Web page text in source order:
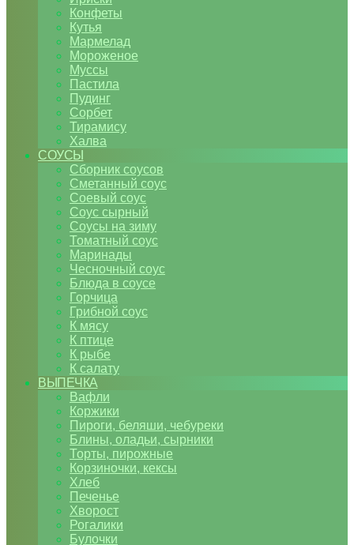
Конфеты
Кутья
Мармелад
Мороженое
Муссы
Пастила
Пудинг
Сорбет
Тирамису
Халва
СОУСЫ
Сборник соусов
Сметанный соус
Соевый соус
Соус сырный
Соусы на зиму
Томатный соус
Маринады
Чесночный соус
Блюда в соусе
Горчица
Грибной соус
К мясу
К птице
К рыбе
К салату
ВЫПЕЧКА
Вафли
Коржики
Пироги, беляши, чебуреки
Блины, оладьи, сырники
Торты, пирожные
Корзиночки, кексы
Хлеб
Печенье
Хворост
Рогалики
Булочки